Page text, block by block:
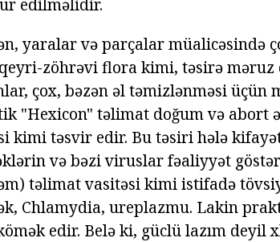
edilməlidir.
yaralar və parçalar müalicəsində
zöhrəvi flora kimi, təsirə məruz
çox, bəzən əl təmizlənməsi üçün
"Hexicon" təlimat doğum və abort
kimi təsvir edir. Bu təsiri hələ
və bəzi viruslar fəaliyyət
təlimat vasitəsi kimi istifadə
Chlamydia, ureplazmu. Lakin
edir. Belə ki, güclü lazım